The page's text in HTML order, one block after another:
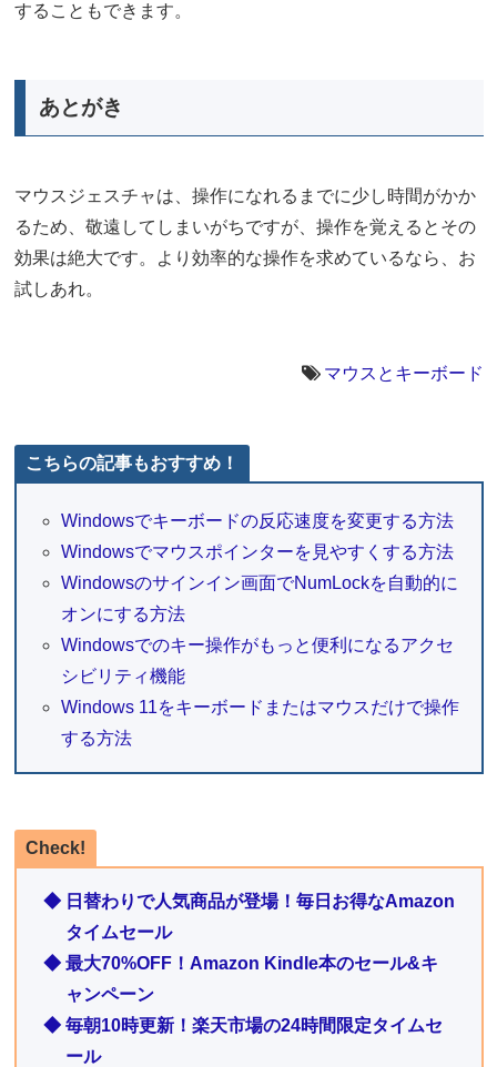
することもできます。
あとがき
マウスジェスチャは、操作になれるまでに少し時間がかか
るため、敬遠してしまいがちですが、操作を覚えるとその
効果は絶大です。より効率的な操作を求めているなら、お
試しあれ。
マウスとキーボード
こちらの記事もおすすめ！
Windowsでキーボードの反応速度を変更する方法
Windowsでマウスポインターを見やすくする方法
Windowsのサインイン画面でNumLockを自動的に
オンにする方法
Windowsでのキー操作がもっと便利になるアクセ
シビリティ機能
Windows 11をキーボードまたはマウスだけで操作
する方法
Check!
◆ 日替わりで人気商品が登場！毎日お得なAmazon
タイムセール
◆ 最大70%OFF！Amazon Kindle本のセール&キ
ャンペーン
◆ 毎朝10時更新！楽天市場の24時間限定タイムセ
ール